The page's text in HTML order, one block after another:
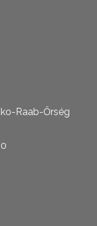
Raab-Őrség